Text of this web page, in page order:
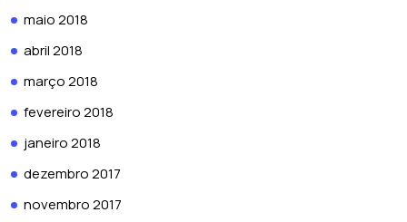
maio 2018
abril 2018
março 2018
fevereiro 2018
janeiro 2018
dezembro 2017
novembro 2017